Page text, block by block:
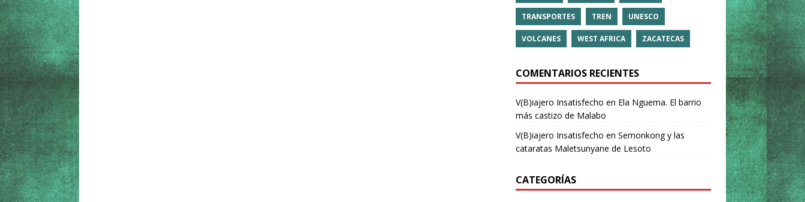
TRANSPORTES TREN UNESCO
VOLCANES WEST AFRICA ZACATECAS
COMENTARIOS RECIENTES
V(B)iajero Insatisfecho en Ela Nguema. El barrio
más castizo de Malabo
V(B)iajero Insatisfecho en Semonkong y las
cataratas Maletsunyane de Lesoto
CATEGORÍAS